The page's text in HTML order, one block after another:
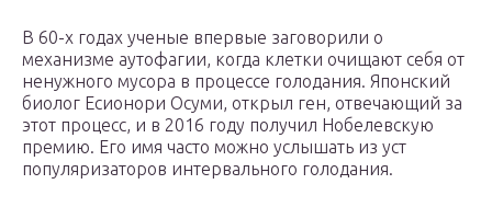
В 60-х годах ученые впервые заговорили о
механизме аутофагии, когда клетки очищают себя от
ненужного мусора в процессе голодания. Японский
биолог Есионори Осуми, открыл ген, отвечающий за
этот процесс, и в 2016 году получил Нобелевскую
премию. Его имя часто можно услышать из уст
популяризаторов интервального голодания.